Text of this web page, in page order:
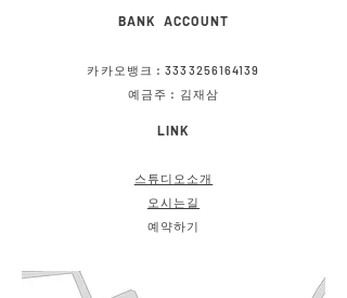
BANK ACCOUNT
카카오뱅크 :3333256164139
예금주 : 김재삼
LINK
스튜디오소개
오시는길
예약하기